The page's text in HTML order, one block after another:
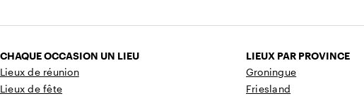
CHAQUE OCCASION UN LIEU
Lieux de réunion
Lieux de fête
LIEUX PAR PROVINCE
Groningue
Friesland